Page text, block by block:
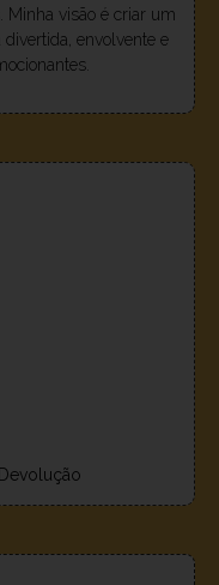
Minha visão é criar um
envolvente e